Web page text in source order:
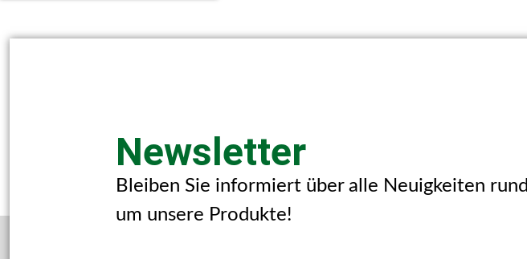
Newsletter
Bleiben Sie informiert über alle Neuigkeiten rund
um unsere Produkte!